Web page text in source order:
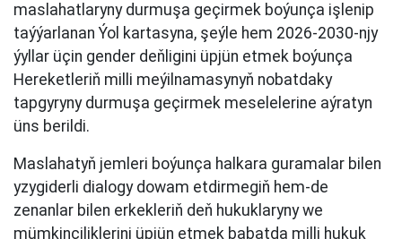
maslahatlaryny durmuşa geçirmek boýunça işlenip
taýýarlanan Ýol kartasyna, şeýle hem 2026-2030-njy
ýyllar üçin gender deňligini üpjün etmek boýunça
Hereketleriň milli meýilnamasynyň nobatdaky
tapgyryny durmuşa geçirmek meselelerine aýratyn
üns berildi.
Maslahatyň jemleri boýunça halkara guramalar bilen
yzygiderli dialogy dowam etdirmegiň hem-de
zenanlar bilen erkekleriň deň hukuklaryny we
mümkinçiliklerini üpjün etmek babatda milli hukuk